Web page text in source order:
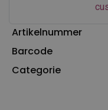
Artikelnummer
Barcode
Categorie